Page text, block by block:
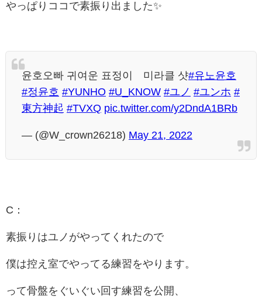
やっぱりココで素振り出ました✨
윤호오빠 귀여운 표정이 미라클 샷#유노윤호
#정윤호 #YUNHO #U_KNOW #ユノ #ユンホ #
東方神起 #TVXQ pic.twitter.com/y2DndA1BRb
— (@W_crown26218) May 21, 2022
C：
素振りはユノがやってくれたので
僕は控え室でやってる練習をやります。
って骨盤をぐいぐい回す練習を公開、